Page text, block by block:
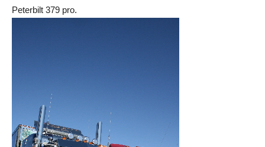
Peterbilt 379 pro.